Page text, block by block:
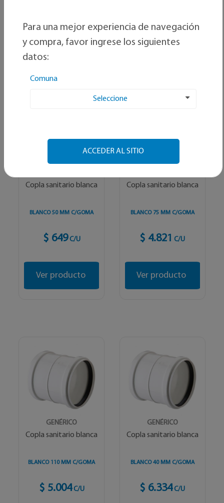
Ordenar por:
Copla sanitario blanca
BLANCO 50 MM C/GOMA
$ 649 C/U
Ver producto
Copla sanitario blanca
BLANCO 75 MM C/GOMA
$ 4.821 C/U
Ver producto
GENÉRICO
Copla sanitario blanca
BLANCO 110 MM C/GOMA
$ 5.004 C/U
GENÉRICO
Copla sanitario blanca
BLANCO 40 MM C/GOMA
$ 6.334 C/U
Para una mejor experiencia de navegación
y compra, favor ingrese los siguientes
datos:
Comuna
Seleccione
ACCEDER AL SITIO